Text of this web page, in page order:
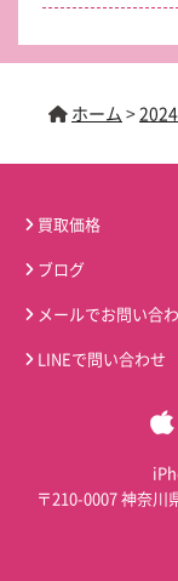
ホーム >
買取価格
ブログ
メールでお問い合
LINEで問い合わせ
〒210-0007 神奈川